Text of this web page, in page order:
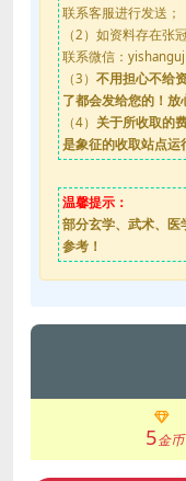
联系客服进行发送；
（2）如资料存在张
联系微信：
（3） 不用担心不给
了都会发给您的！放
（4） 关于所收取的
是象征的收取站点运
温馨提示：
部分玄学、武术、医
参考！
5金币